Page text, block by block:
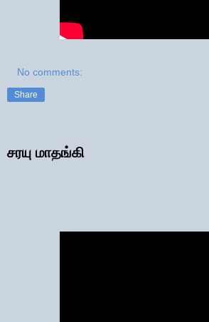
No comments:
Share
சரயு மாதங்கி